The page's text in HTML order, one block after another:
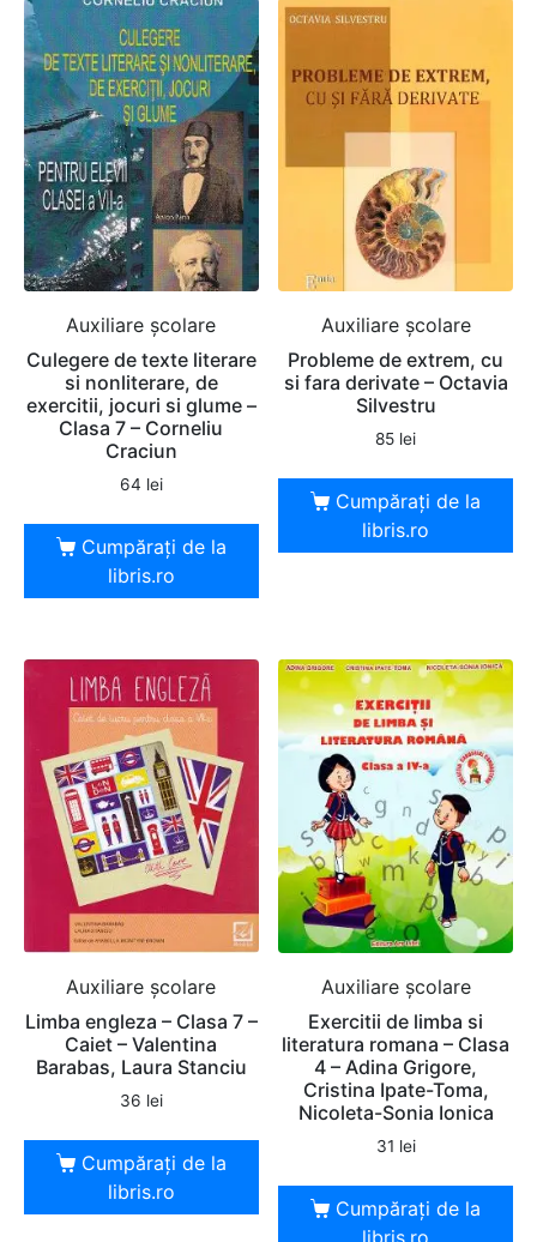
Auxiliare şcolare
Culegere de texte literare
si nonliterare, de
exercitii, jocuri si glume –
Clasa 7 – Corneliu
Craciun
64 lei
Cumpărați de la
libris.ro
Auxiliare şcolare
Probleme de extrem, cu
si fara derivate – Octavia
Silvestru
85 lei
Cumpărați de la
libris.ro
Auxiliare şcolare
Limba engleza – Clasa 7 –
Caiet – Valentina
Barabas, Laura Stanciu
36 lei
Cumpărați de la
libris.ro
Auxiliare şcolare
Exercitii de limba si
literatura romana – Clasa
4 – Adina Grigore,
Cristina Ipate-Toma,
Nicoleta-Sonia Ionica
31 lei
Cumpărați de la
libris.ro